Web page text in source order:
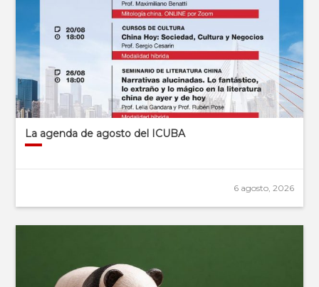
La agenda de agosto del ICUBA
6 agosto, 2026